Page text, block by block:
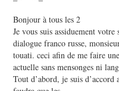
Bonjour à tous les 2
Je vous suis assiduement
dialogue franco russe,
touati. ceci afin de me faire
actuelle sans mensonges ni
Tout d’abord, je suis